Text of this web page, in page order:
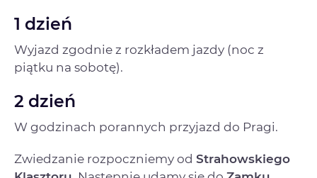
1 dzień
Wyjazd zgodnie z rozkładem jazdy (noc z
piątku na sobotę).
2 dzień
W godzinach porannych przyjazd do Pragi.
Zwiedzanie rozpoczniemy od Strahowskiego